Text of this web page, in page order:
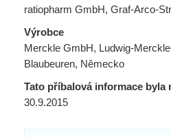
ratiopharm GmbH, Graf-Arco-
Výrobce
Merckle GmbH, Ludwig-
Blaubeuren, Německo
Tato příbalová informace byla
30.9.2015